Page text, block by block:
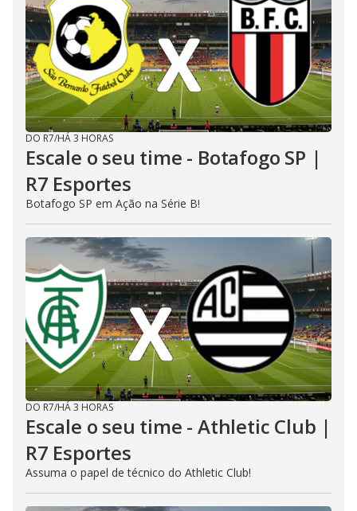
DO R7/HÁ 3 HORAS
Escale o seu time - Botafogo SP |
R7 Esportes
Botafogo SP em Ação na Série B!
DO R7/HÁ 3 HORAS
Escale o seu time - Athletic Club |
R7 Esportes
Assuma o papel de técnico do Athletic Club!